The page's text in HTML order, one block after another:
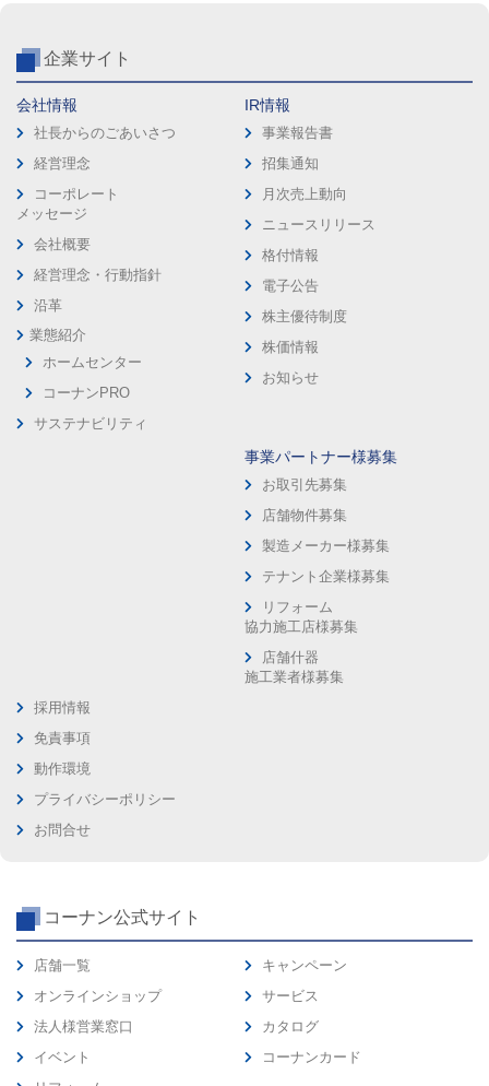
企業サイト
会社情報
社長からのごあいさつ
経営理念
コーポレート
メッセージ
会社概要
経営理念・行動指針
沿革
業態紹介
ホームセンター
コーナンPRO
サステナビリティ
IR情報
事業報告書
招集通知
月次売上動向
ニュースリリース
格付情報
電子公告
株主優待制度
株価情報
お知らせ
事業パートナー様募集
お取引先募集
店舗物件募集
製造メーカー様募集
テナント企業様募集
リフォーム
協力施工店様募集
店舗什器
施工業者様募集
採用情報
免責事項
動作環境
プライバシーポリシー
お問合せ
コーナン公式サイト
店舗一覧
オンラインショップ
法人様営業窓口
イベント
キャンペーン
サービス
カタログ
コーナンカード